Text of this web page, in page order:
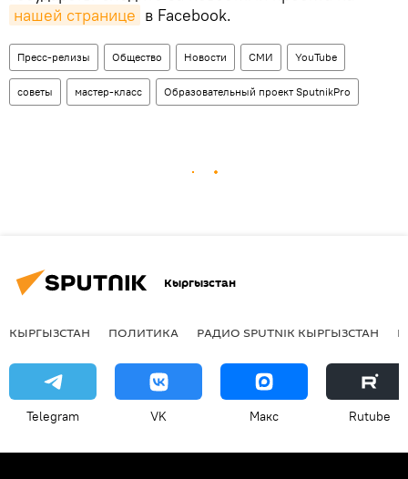
нашей странице в Facebook.
Пресс-релизы Общество Новости СМИ YouTube
советы мастер-класс Образовательный проект SputnikPro
Кыргызстан
КЫРГЫЗСТАН ПОЛИТИКА РАДИО SPUTNIK КЫРГЫЗСТАН
Telegram VK Макс Rutube